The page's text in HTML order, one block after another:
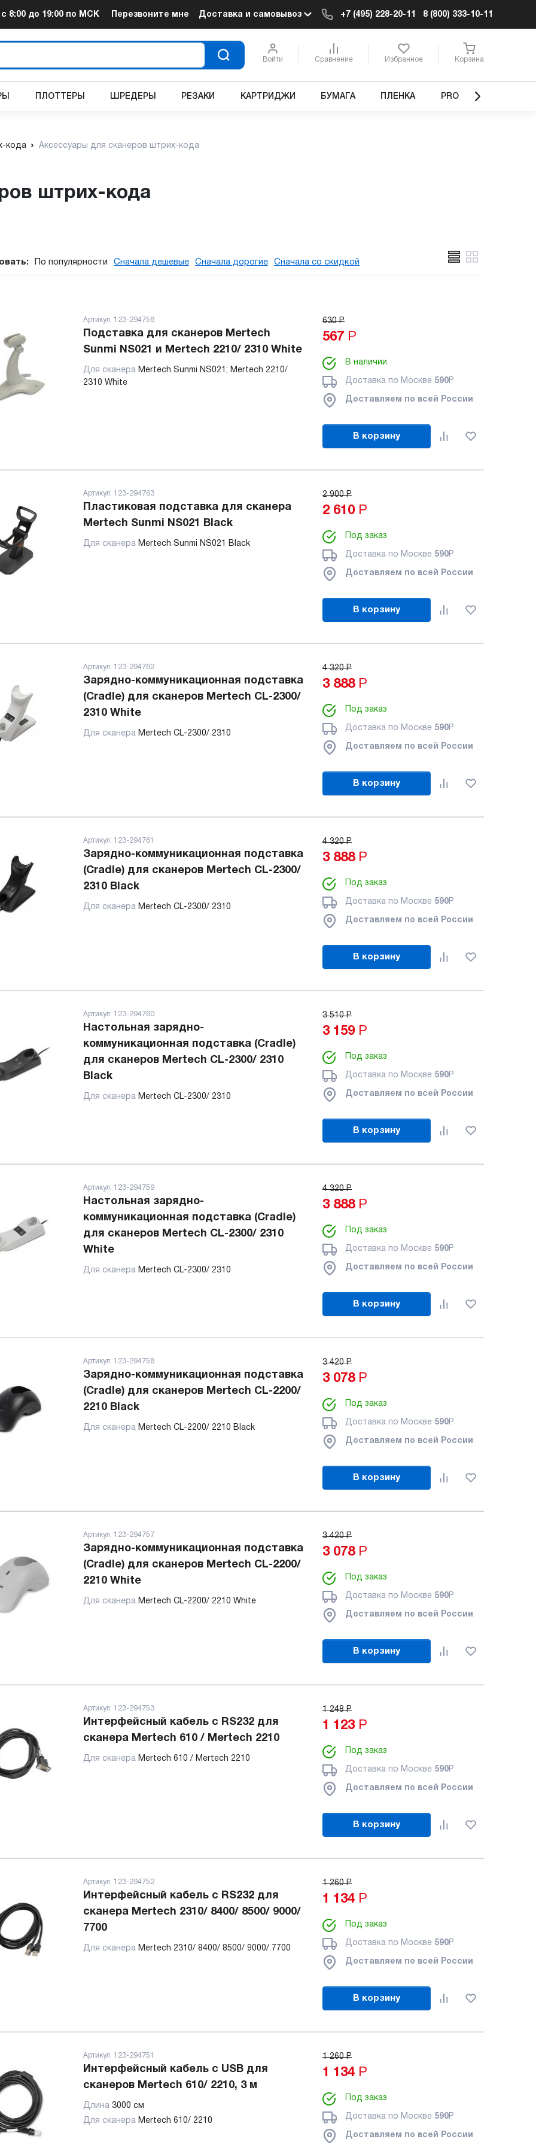
с 8:00 до 19:00 по МСК Перезвоните мне Доставка и самовывоз +7 (495) 228-20-11 8 (800) 333-10-11
Войти Сравнение Избранное Корзина
ПЛОТТЕРЫ ШРЕДЕРЫ РЕЗАКИ КАРТРИДЖИ БУМАГА ПЛЕНКА PRO
кода Аксессуары для сканеров штрих-кода
штрих-кода
По популярности Сначала дешевые Сначала дорогие Сначала со скидкой
Артикул: 123-294756
Подставка для сканеров Mertech
Sunmi NS021 и Mertech 2210/ 2310 White
Для сканера Mertech Sunmi NS021; Mertech 2210/
2310 White
630 Р
567 Р
В наличии
Доставка по Москве 590Р
Доставляем по всей России
В корзину
Артикул: 123-294763
Пластиковая подставка для сканера
Mertech Sunmi NS021 Black
Для сканера Mertech Sunmi NS021 Black
2 900 Р
2 610 Р
Под заказ
Доставка по Москве 590Р
Доставляем по всей России
В корзину
Артикул: 123-294762
Зарядно-коммуникационная подставка
(Cradle) для сканеров Mertech CL-2300/
2310 White
Для сканера Mertech CL-2300/ 2310
4 320 Р
3 888 Р
Под заказ
Доставка по Москве 590Р
Доставляем по всей России
В корзину
Артикул: 123-294761
Зарядно-коммуникационная подставка
(Cradle) для сканеров Mertech CL-2300/
2310 Black
Для сканера Mertech CL-2300/ 2310
4 320 Р
3 888 Р
Под заказ
Доставка по Москве 590Р
Доставляем по всей России
В корзину
Артикул: 123-294760
Настольная зарядно-
коммуникационная подставка (Cradle)
для сканеров Mertech CL-2300/ 2310
Black
Для сканера Mertech CL-2300/ 2310
3 510 Р
3 159 Р
Под заказ
Доставка по Москве 590Р
Доставляем по всей России
В корзину
Артикул: 123-294759
Настольная зарядно-
коммуникационная подставка (Cradle)
для сканеров Mertech CL-2300/ 2310
White
Для сканера Mertech CL-2300/ 2310
4 320 Р
3 888 Р
Под заказ
Доставка по Москве 590Р
Доставляем по всей России
В корзину
Артикул: 123-294758
Зарядно-коммуникационная подставка
(Cradle) для сканеров Mertech CL-2200/
2210 Black
Для сканера Mertech CL-2200/ 2210 Black
3 420 Р
3 078 Р
Под заказ
Доставка по Москве 590Р
Доставляем по всей России
В корзину
Артикул: 123-294757
Зарядно-коммуникационная подставка
(Cradle) для сканеров Mertech CL-2200/
2210 White
Для сканера Mertech CL-2200/ 2210 White
3 420 Р
3 078 Р
Под заказ
Доставка по Москве 590Р
Доставляем по всей России
В корзину
Артикул: 123-294753
Интерфейсный кабель с RS232 для
сканера Mertech 610 / Mertech 2210
Для сканера Mertech 610 / Mertech 2210
1 248 Р
1 123 Р
Под заказ
Доставка по Москве 590Р
Доставляем по всей России
В корзину
Артикул: 123-294752
Интерфейсный кабель с RS232 для
сканера Mertech 2310/ 8400/ 8500/ 9000/
7700
Для сканера Mertech 2310/ 8400/ 8500/ 9000/ 7700
1 260 Р
1 134 Р
Под заказ
Доставка по Москве 590Р
Доставляем по всей России
В корзину
Артикул: 123-294751
Интерфейсный кабель с USB для
сканеров Mertech 610/ 2210, 3 м
Длина 3000 см
Для сканера Mertech 610/ 2210
1 260 Р
1 134 Р
Под заказ
Доставка по Москве 590Р
Доставляем по всей России